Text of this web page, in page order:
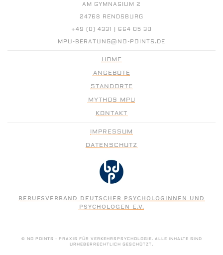
AM GYMNASIUM 2
24768 RENDSBURG
+49 (0) 4331 | 664 05 30
MPU-BERATUNG@NO-POINTS.DE
HOME
ANGEBOTE
STANDORTE
MYTHOS MPU
KONTAKT
IMPRESSUM
DATENSCHUTZ
BERUFSVERBAND DEUTSCHER PSYCHOLOGINNEN UND
PSYCHOLOGEN E.V.
© NO POINTS - PRAXIS FÜR VERKEHRSPSYCHOLOGIE. ALLE INHALTE SIND
URHEBERRECHTLICH GESCHÜTZT.